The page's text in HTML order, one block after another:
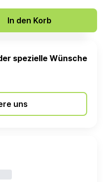
In den Korb
spezielle Wünsche
uns